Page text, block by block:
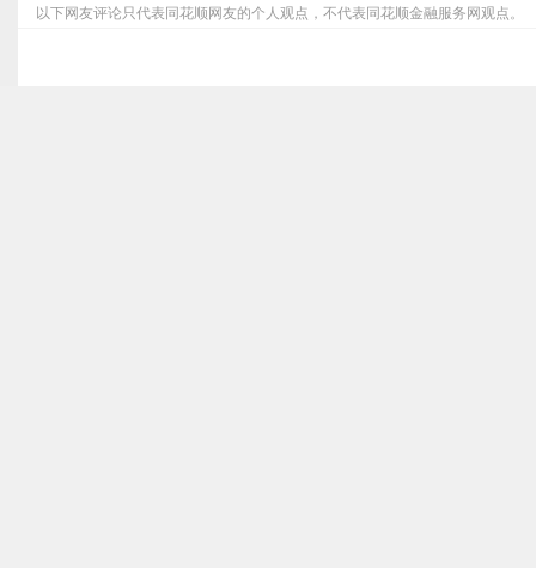
以下网友评论只代表同花顺网友的个人观点，不代表同花顺金融服务网观点。